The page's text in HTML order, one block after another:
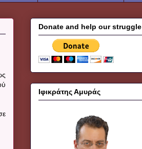
Donate and help our struggle
Ιφικράτης Αμυράς